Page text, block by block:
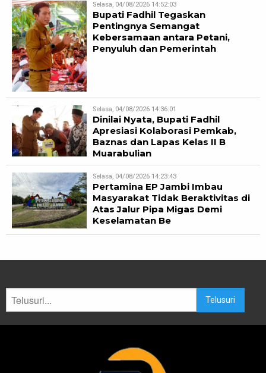
Selasa, 04/08/2026 14:52:03
Bupati Fadhil Tegaskan
Pentingnya Semangat
Kebersamaan antara Petani,
Penyuluh dan Pemerintah
Selasa, 04/08/2026 14:36:01
Dinilai Nyata, Bupati Fadhil
Apresiasi Kolaborasi Pemkab,
Baznas dan Lapas Kelas II B
Muarabulian
Selasa, 04/08/2026 14:23:43
Pertamina EP Jambi Imbau
Masyarakat Tidak Beraktivitas di
Atas Jalur Pipa Migas Demi
Keselamatan Be
Telusuri